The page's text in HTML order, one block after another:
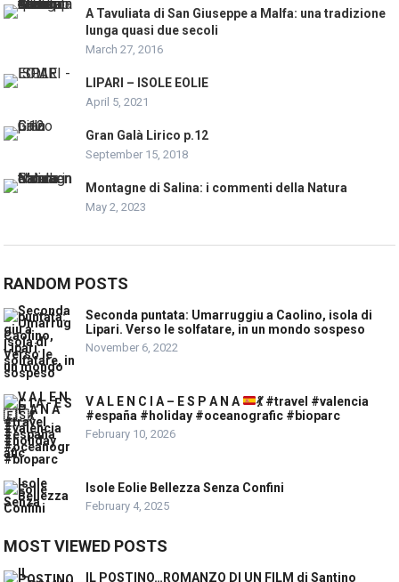
A Tavuliata di San Giuseppe a Malfa: una tradizione
lunga quasi due secoli
March 27, 2016
LIPARI – ISOLE EOLIE
April 5, 2021
Gran Galà Lirico p.12
September 15, 2018
Montagne di Salina: i commenti della Natura
May 2, 2023
RANDOM POSTS
Seconda puntata: Umarruggiu a Caolino, isola di
Lipari. Verso le solfatare, in un mondo sospeso
November 6, 2022
V A L E N C I A – E S P A N A 💃#travel #valencia
#españa #holiday #oceanografic #bioparc
February 10, 2026
Isole Eolie Bellezza Senza Confini
February 4, 2025
MOST VIEWED POSTS
IL POSTINO…ROMANZO DI UN FILM di Santino